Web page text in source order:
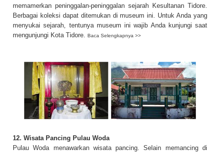
memamerkan peninggalan-peninggalan sejarah Kesultanan Tidore.
Berbagai koleksi dapat ditemukan di museum ini. Untuk Anda yang
menyukai sejarah, tentunya museum ini wajib Anda kunjungi saat
mengunjungi Kota Tidore.
Baca Selengkapnya >>
12. Wisata Pancing Pulau Woda
Pulau Woda menawarkan wisata pancing. Selain memancing di